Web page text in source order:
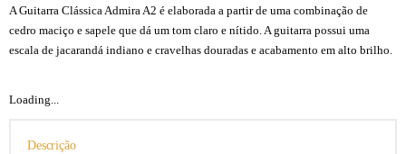
A Guitarra Clássica Admira A2 é elaborada a partir de uma combinação de
cedro maciço e sapele que dá um tom claro e nítido. A guitarra possui uma
escala de jacarandá indiano e cravelhas douradas e acabamento em alto brilho.
Loading...
Descrição